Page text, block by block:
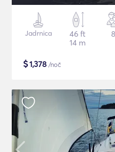
Jadrnica
46 ft
14 m
8
$1,378 /noč